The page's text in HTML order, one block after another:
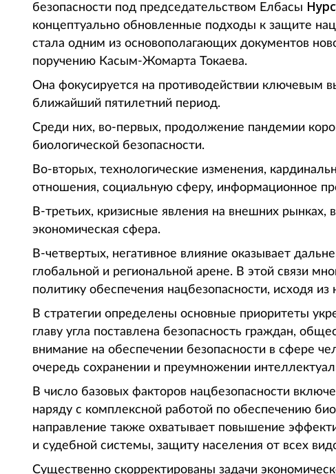
безопасности под председательством Елбасы
концептуально обновленные подходы к защите
стала одним из основополагающих документов
поручению Касым-Жомарта Токаева.
Она фокусируется на противодействии ключевым
ближайший пятилетний период.
Среди них, во-первых, продолжение пандемии
биологической безопасности.
Во-вторых, технологические изменения,
отношения, социальную сферу, информационное
В-третьих, кризисные явления на внешних
экономическая сфера.
В-четвертых, негативное влияние оказывает
глобальной и региональной арене. В этой связи
политику обеспечения нацбезопасности, исходя
В стратегии определены основные приоритеты
главу угла поставлена безопасность граждан,
внимание на обеспечении безопасности в сфере
очередь сохранении и преумножении
В число базовых факторов нацбезопасности
наряду с комплексной работой по обеспечению
направление также охватывает повышение
и судебной системы, защиту населения от всех
Существенно скорректированы задачи